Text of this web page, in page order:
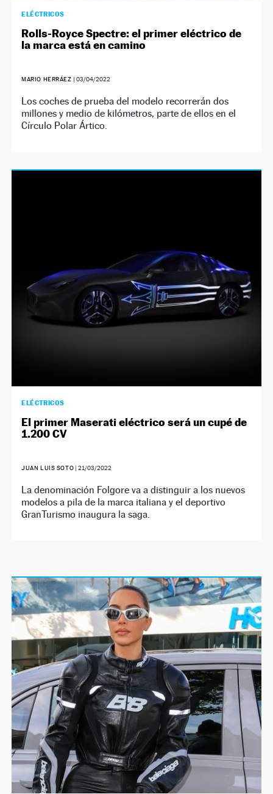
ELÉCTRICOS
Rolls-Royce Spectre: el primer eléctrico de
la marca está en camino
MARIO HERRÁEZ | 03/04/2022
Los coches de prueba del modelo recorrerán dos
millones y medio de kilómetros, parte de ellos en el
Círculo Polar Ártico.
ELÉCTRICOS
El primer Maserati eléctrico será un cupé de
1.200 CV
JUAN LUIS SOTO |21/03/2022
La denominación Folgore va a distinguir a los nuevos
modelos a pila de la marca italiana y el deportivo
GranTurismo inaugura la saga.